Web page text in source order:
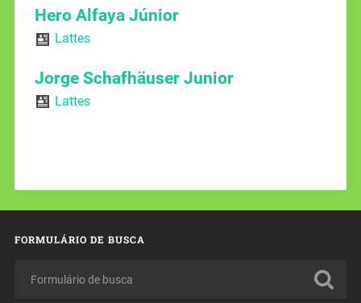
Hero Alfaya Júnior
Lattes
Jorge Schafhäuser Junior
Lattes
FORMULÁRIO DE BUSCA